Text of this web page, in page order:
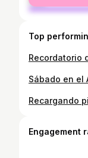
Top
Recordatorio
Engagement